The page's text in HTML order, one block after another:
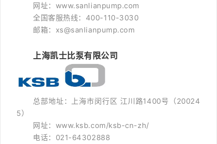
网址：www.sanlianpump.com
全国客服热线：400-110-3030
邮箱：xs@sanlianpump.com
上海凯士比泵有限公司
总部地址：上海市闵行区 江川路1400号（20024
5）
网址：www.ksb.com/ksb-cn-zh/
电话：021-64302888